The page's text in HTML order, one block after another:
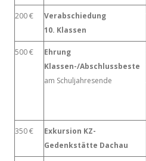
200 €
Verabschiedung
10. Klassen
500 €
Ehrung
Klassen-/Abschlussbeste
am Schuljahresende
350 €
Exkursion KZ-
Gedenkstätte Dachau